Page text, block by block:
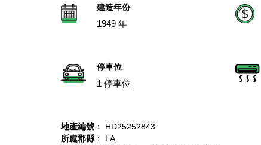
建造年份
1949 年
停車位
1 停車位
地產編號 ： HD25252843
所處郡縣 ： LA